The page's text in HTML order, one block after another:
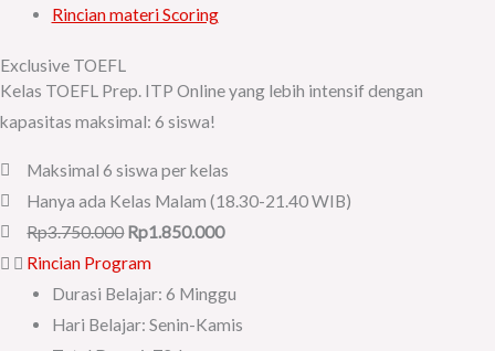
Rincian materi Scoring
Exclusive TOEFL
Kelas TOEFL Prep. ITP Online yang lebih intensif dengan
kapasitas maksimal: 6 siswa!
Maksimal 6 siswa per kelas
Hanya ada Kelas Malam (18.30-21.40 WIB)
Rp3.750.000 Rp1.850.000
Rincian Program
Durasi Belajar: 6 Minggu
Hari Belajar: Senin-Kamis